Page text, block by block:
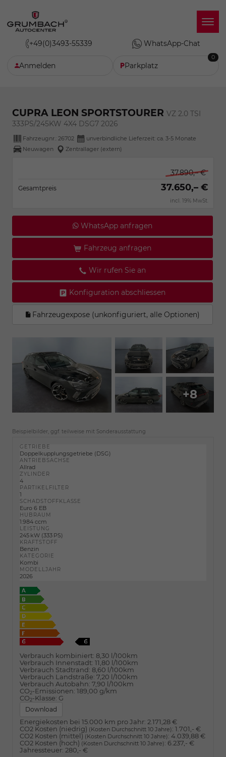
+49(0)3493-55339 WhatsApp-Chat
Anmelden Parkplatz
0
CUPRA LEON SPORTSTOURER VZ 2.0 TSI
333PS/245KW 4X4 DSG7 2026
Fahrzeugnr.: 26702
unverbindliche Lieferzeit: ca. 3-5 Monate
Neuwagen
Zentrallager (extern)
37.890,– €
Gesamtpreis 37.650,– €
incl. 19% MwSt.
WhatsApp anfragen
Fahrzeug anfragen
Wir rufen Sie an
Konfiguration abschliessen
Fahrzeugexpose (unkonfiguriert, alle Optionen)
+8
Beispielbilder, ggf. teilweise mit Sonderausstattung
GETRIEBE
Doppelkupplungsgetriebe (DSG)
ANTRIEBSACHSE
Allrad
ZYLINDER
4
PARTIKELFILTER
1
SCHADSTOFFKLASSE
Euro 6 EB
HUBRAUM
1.984 ccm
LEISTUNG
245 kW (333 PS)
KRAFTSTOFF
Benzin
KATEGORIE
Kombi
MODELLJAHR
2026
Verbrauch kombiniert: 8,30 l/100km
Verbrauch Innenstadt: 11,80 l/100km
Verbrauch Stadtrand: 8,60 l/100km
Verbrauch Landstraße: 7,20 l/100km
Verbrauch Autobahn: 7,90 l/100km
CO2-Emissionen: 189,00 g/km
CO2-Klasse: G
Download
Energiekosten bei 15.000 km pro Jahr: 2.171,28 €
CO2 Kosten (niedrig) (Kosten Durchschnitt 10 Jahre): 1.701,- €
CO2 Kosten (mittel) (Kosten Durchschnitt 10 Jahre): 4.039,88 €
CO2 Kosten (hoch) (Kosten Durchschnitt 10 Jahre): 6.237,- €
Jahressteuer: 280,- €